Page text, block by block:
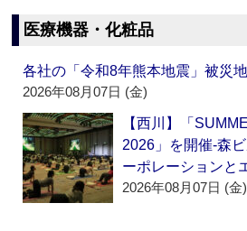
医療機器・化粧品
各社の「令和8年熊本地震」被災
2026年08月07日 (金)
【西川】「
2026」を開催‐森
ーポレーションと
2026年08月07日 (金)